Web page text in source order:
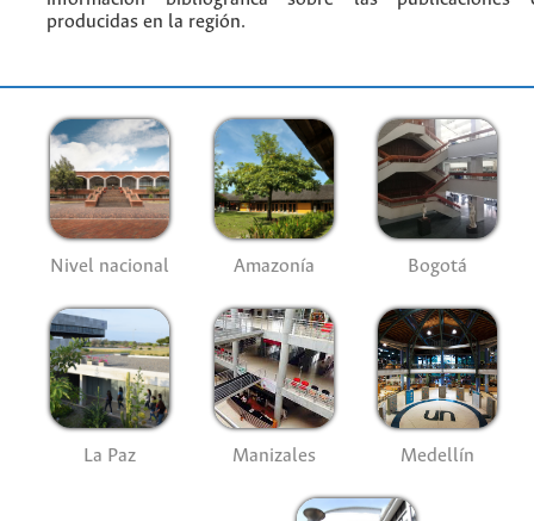
producidas en la región.
Nivel nacional Amazonía Bogotá
La Paz Manizales Medellín